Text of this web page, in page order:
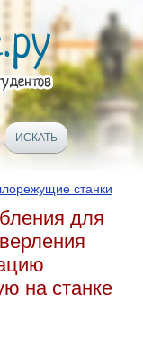
станки
для
на станке